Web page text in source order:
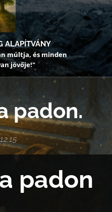
ALAPÍTVÁNY
múltja, és minden
jövője!"
padon.
padon